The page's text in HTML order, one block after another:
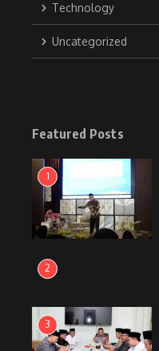
Technology
Uncategorized
Featured Posts
1
2
3